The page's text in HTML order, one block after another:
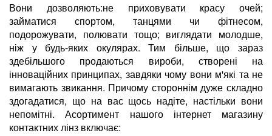
Вони дозволяють:не приховувати красу очей;
займатися спортом, танцями чи фітнесом,
подорожувати, полювати тощо; виглядати молодше,
ніж у будь-яких окулярах. Тим більше, що зараз
здебільшого продаються вироби, створені на
інноваційних принципах, завдяки чому вони м'які та не
вимагають звикання. Причому стороннім дуже складно
здогадатися, що на вас щось надіте, настільки вони
непомітні. Асортимент нашого інтернет магазину
контактних лінз включає: